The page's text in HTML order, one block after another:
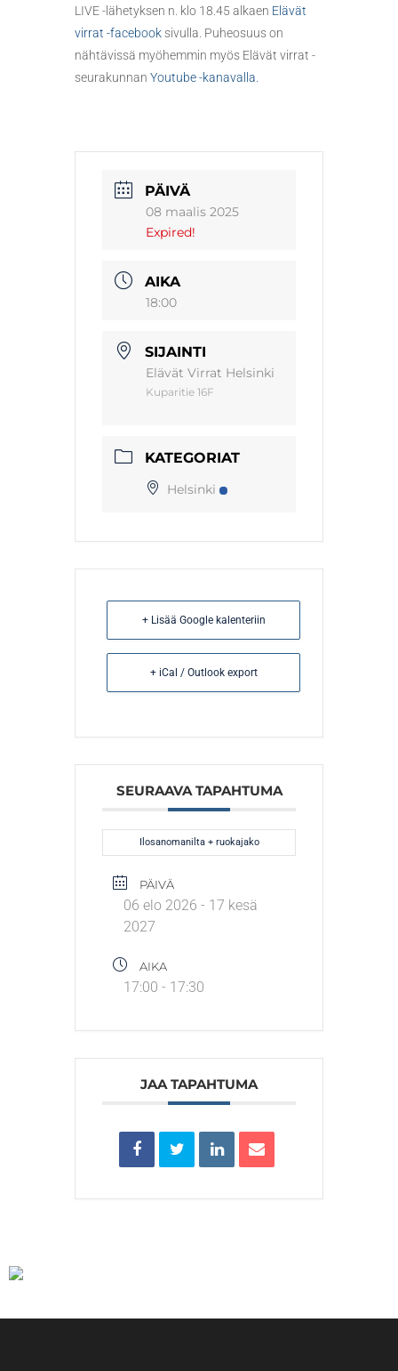
LIVE -lähetyksen n. klo 18.45 alkaen Elävät
virrat -facebook sivulla. Puheosuus on
nähtävissä myöhemmin myös Elävät virrat -
seurakunnan Youtube -kanavalla.
PÄIVÄ
08 maalis 2025
Expired!
AIKA
18:00
SIJAINTI
Elävät Virrat Helsinki
Kuparitie 16F
KATEGORIAT
Helsinki
+ Lisää Google kalenteriin
+ iCal / Outlook export
SEURAAVA TAPAHTUMA
Ilosanomanilta + ruokajako
PÄIVÄ
06 elo 2026 - 17 kesä
2027
AIKA
17:00 - 17:30
JAA TAPAHTUMA